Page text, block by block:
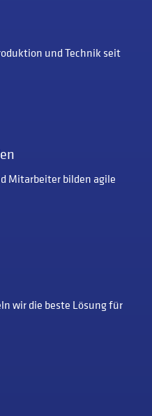
und Technik seit
Mitarbeiter bilden agile
wir die beste Lösung für